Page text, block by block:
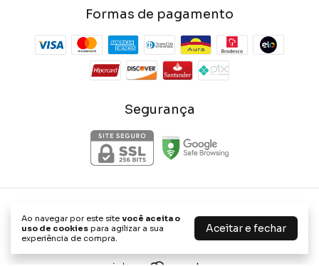
Ao navegar por este site você aceita o
uso de cookies para agilizar a sua
experiência de compra.
Aceitar e fechar
Formas de pagamento
Segurança
Phone Store Shop
©2026. Phone Store Shop - 47656898000114. Todos os direitos